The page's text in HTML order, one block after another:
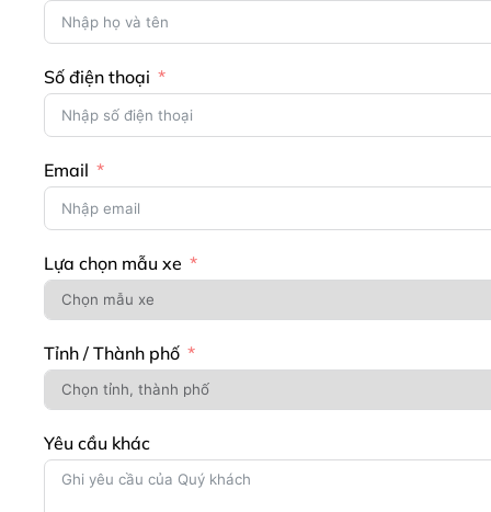
Số điện thoại
Email
Lựa chọn mẫu xe
Tỉnh / Thành phố
Yêu cầu khác